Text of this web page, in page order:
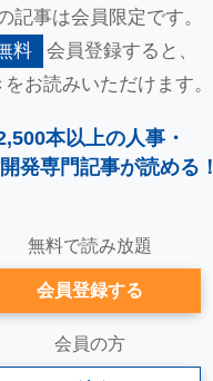
記事は会員限定です。
料
会員登録すると、
お読みいただけます。
本以上の人事・
発専門記事が読める！
無料で読み放題
会員登録する
会員の方